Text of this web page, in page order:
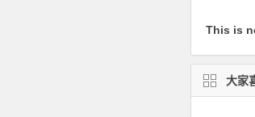
This is
大家